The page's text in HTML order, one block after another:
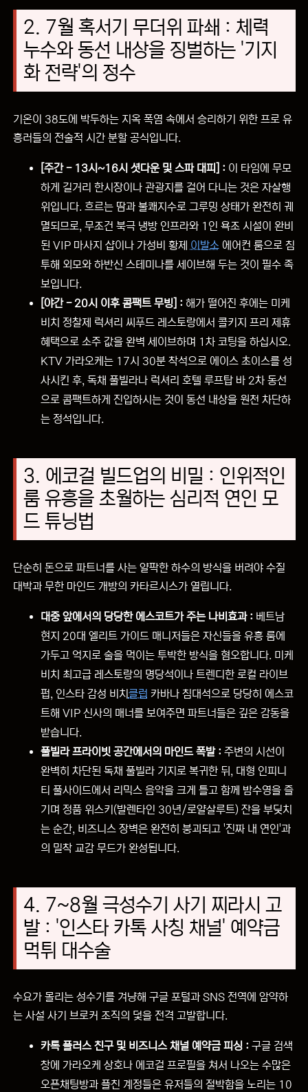
2. 7월 혹서기 무더위 파쇄 : 체력
누수와 동선 내상을 징벌하는 '기지
화 전략'의 정수
기온이 38도에 박두하는 지옥 폭염 속에서 승리하기 위한 프로 유
흥러들의 전술적 시간 분할 공식입니다.
[주간 - 13시~16시 셧다운 및 스파 대피] :이 타임에 무모
하게 길거리 한시장이나 관광지를 걸어 다니는 것은 자살행
위입니다. 흐르는 땀과 불쾌지수로 그루밍 상태가 완전히 궤
멸되므로, 무조건 북극 냉방 인프라와 1인 욕조 시설이 완비
된 VIP 마사지 샵이나 가성비 황제 이발소에어컨 룸으로 침
투해 외모와 하반신 스테미나를 세이브해 두는 것이 필수 족
보입니다.
[야간 - 20시 이후 콤팩트 무빙] :해가 떨어진 후에는 미케
비치 정찰제 럭셔리 씨푸드 레스토랑에서 콜키지 프리 제휴
혜택으로 소주 값을 완벽 세이브하며 1차 코팅을 하십시오.
KTV 가라오케는 17시 30분 착석으로 에이스 초이스를 성
사시킨 후, 독채 풀빌라나 럭셔리 호텔 루프탑 바 2차 동선
으로 콤팩트하게 진입하시는 것이 동선 내상을 원천 차단하
는 정석입니다.
3. 에코걸 빌드업의 비밀 : 인위적인
룸 유흥을 초월하는 심리적 연인 모
드 튜닝법
단순히 돈으로 파트너를 사는 얄팍한 하수의 방식을 버려야 수질
대박과 무한 마인드 개방의 카타르시스가 열립니다.
대중 앞에서의 당당한 에스코트가 주는 나비효과 :베트남
현지 20대 엘리트 가이드 매니저들은 자신들을 유흥 룸에
가두고 억지로 술을 먹이는 투박한 방식을 혐오합니다. 미케
비치 최고급 레스토랑의 명당석이나 트렌디한 로컬 라이브
펍, 인스타 감성 비치 클럽 카바나 침대석으로 당당히 에스코
트해 VIP 신사의 매너를 보여주면 파트너들은 깊은 감동을
받습니다.
풀빌라 프라이빗 공간에서의 마인드 폭발 :주변의 시선이
완벽히 차단된 독채 풀빌라 기지로 복귀한 뒤, 대형 인피니
티 풀사이드에서 리믹스 음악을 크게 틀고 함께 밤수영을 즐
기며 정품 위스키(발렌타인 30년/로얄살루트) 잔을 부딪치
는 순간, 비즈니스 장벽은 완전히 붕괴되고 '진짜 내 연인'과
의 밀착 교감 무드가 완성됩니다.
4. 7~8월 극성수기 사기 찌라시 고
발 : '인스타 카톡 사칭 채널' 예약금
먹튀 대수술
수요가 몰리는 성수기를 겨냥해 구글 포털과 SNS 전역에 암약하
는 사설 사기 브로커 조직의 덫을 전격 고발합니다.
카톡 플러스 친구 및 비즈니스 채널 예약금 피싱 :구글 검색
창에 가라오케 상호나 에코걸 프로필을 쳐서 나오는 수많은
오픈채팅방과 플친 계정들은 유저들의 절박함을 노리는 10